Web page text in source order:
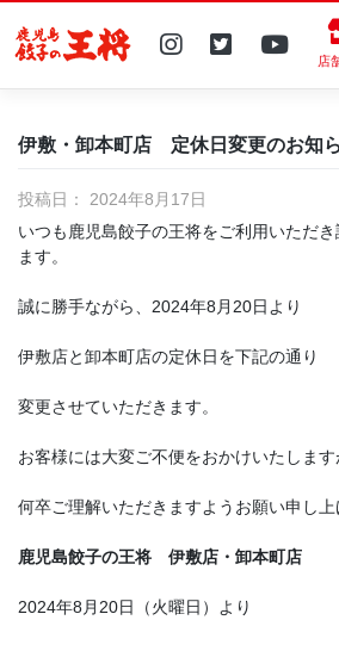
content
店
伊敷・卸本町店 定休日変更のお知
投稿日： 2024年8月17日
いつも鹿児島餃子の王将をご利用いただ
ます。
誠に勝手ながら、2024年8月20日より
伊敷店と卸本町店の定休日を下記の通り
変更させていただきます。
お客様には大変ご不便をおかけいたします
何卒ご理解いただきますようお願い申し上
鹿児島餃子の王将 伊敷店・卸本町店
2024年8月20日（火曜日）より